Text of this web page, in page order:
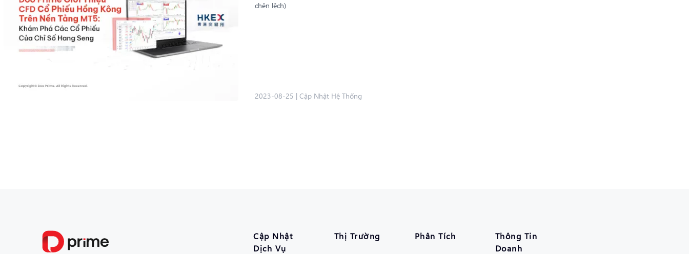
2023-08-25 | Cập Nhật Hệ Thống
chên lệch)
Cập Nhật
Dịch Vụ
Thị Trường Phân Tích
Thông Tin
Doanh